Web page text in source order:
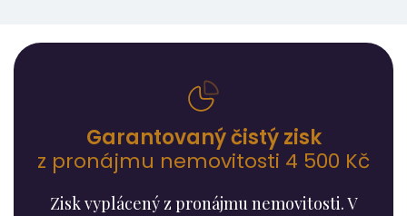
Garantovaný čistý zisk
z pronájmu nemovitosti 4 500 Kč
Zisk vyplácený z pronájmu nemovitosti. V